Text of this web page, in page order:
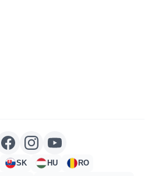
SK HU RO